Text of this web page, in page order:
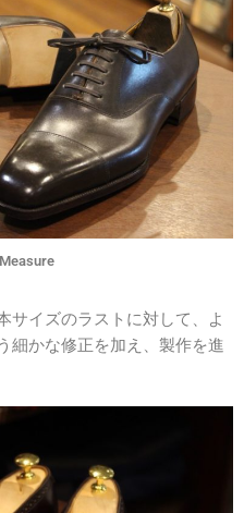
サイズのラストに対して、よ
細かな修正を加え、製作を進